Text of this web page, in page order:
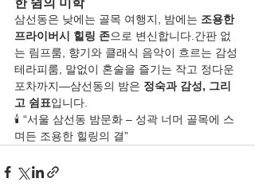
한 쉼의 미학
삼선동은 낮에는 골목 여행지, 밤에는 조용한
프라이버시 힐링 존으로 변신합니다.간판 없
는 림프룸, 향기와 클래식 음악이 흐르는 감성
테라피룸, 말없이 혼술을 즐기는 작고 정다운
포차까지—삼선동의 밤은 정숙과 감성, 그리
고 쉼표입니다.
🕯️ “서울 삼선동 밤문화 – 성곽 너머 골목에 스
며든 조용한 힐링의 결”